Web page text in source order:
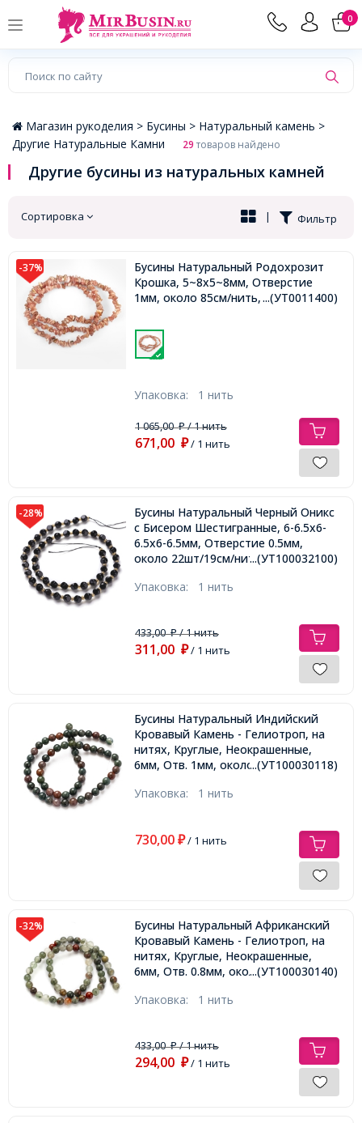
0
×
Магазин рукоделия > Бусины > Натуральный камень >
Другие Натуральные Камни
29товаров найдено
Другие бусины из натуральных камней
Сортировка Фильтр
|
-37%
Бусины Натуральный Родохрозит
Крошка, 5~8х5~8мм, Отверстие
1мм, около 85см/нить,...(УТ0011400)
Упаковка: 1 нить
1 065,00₽/ 1 нить
671,00 ₽/ 1 нить
-28%
Бусины Натуральный Черный Оникс
с Бисером Шестигранные, 6-6.5х6-
6.5х6-6.5мм, Отверстие 0.5мм,
около 22шт/19см/нить,...(УТ100032100)
Упаковка: 1 нить
433,00₽/ 1 нить
311,00 ₽/ 1 нить
Бусины Натуральный Индийский
Кровавый Камень - Гелиотроп, на
нитях, Круглые, Неокрашенные,
6мм, Отв. 1мм, около 58шт/36.5см/
...(УТ100030118)
Упаковка: 1 нить
730,00 ₽/ 1 нить
-32%
Бусины Натуральный Африканский
Кровавый Камень - Гелиотроп, на
нитях, Круглые, Неокрашенные,
6мм, Отв. 0.8мм, около 55шт/36см/
...(УТ100030140)
Упаковка: 1 нить
433,00₽/ 1 нить
294,00 ₽/ 1 нить